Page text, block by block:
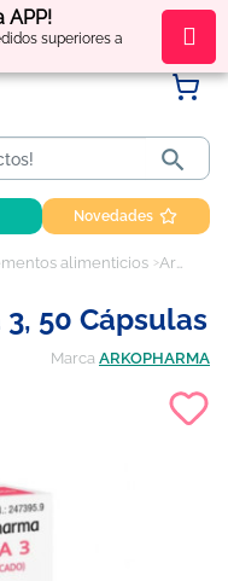
APP!
superiores a
por tus compras

Novedades
alimenticios Arkocapsulas Omega 3, 50 cápsulas
50 Cápsulas
Marca ARKOPHARMA